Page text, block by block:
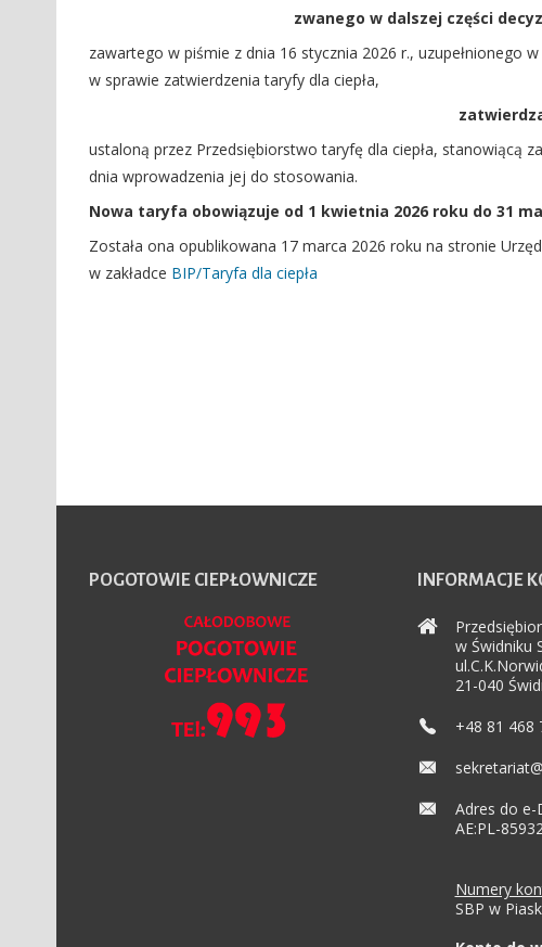
zwanego w dalszej części
zawartego w piśmie z dnia 16 stycznia 2026 r., uzupełnionego
w sprawie zatwierdzenia taryfy dla ciepła,
ustaloną przez Przedsiębiorstwo taryfę dla ciepła, stanowiącą
dnia wprowadzenia jej do stosowania.
Nowa taryfa obowiązuje od 1 kwietnia 2026 roku do 31
Została ona opublikowana 17 marca 2026 roku na stronie
w zakładce BIP/Taryfa dla ciepła
POGOTOWIE CIEPŁOWNICZE INFORMACJE
w Świdniku
21-040
+48 81 468
Adres do e-
AE:PL-
Numery
SBP w